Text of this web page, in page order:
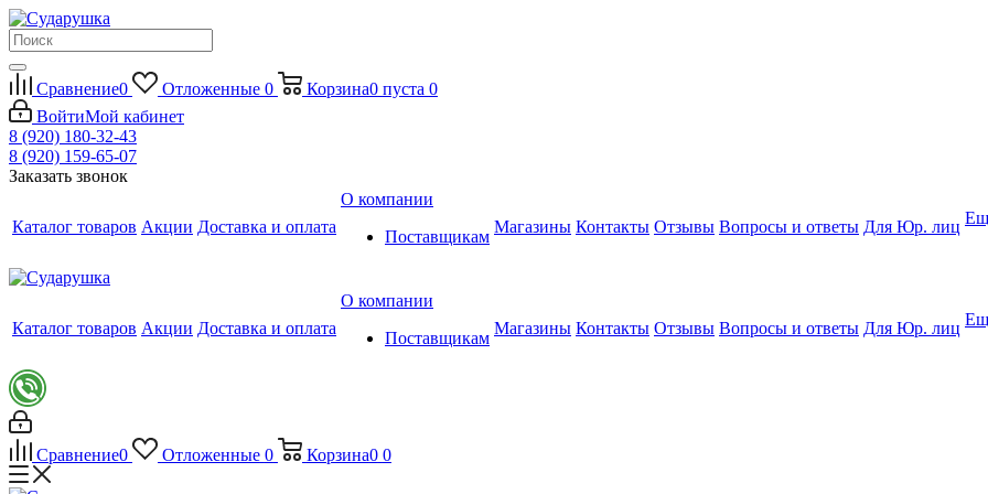
Сравнение0 Отложенные 0 Корзина0 пуста 0
ВойтиМой кабинет
8 (920) 180-32-43
8 (920) 159-65-07
Заказать звонок
Каталог товаров Акции Доставка и оплата
О компании
Поставщикам
Магазины Контакты Отзывы Вопросы и ответы Для Юр. лиц
Каталог товаров Акции Доставка и оплата
О компании
Поставщикам
Магазины Контакты Отзывы Вопросы и ответы Для Юр. лиц
Сравнение0 Отложенные 0 Корзина0 0